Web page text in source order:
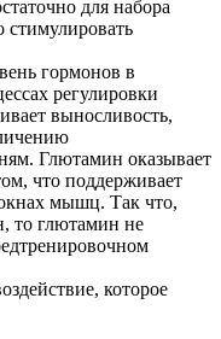
для набора
гормонов в
регулировки
выносливость,
Глютамин оказывает
что поддерживает
мышц. Так что,
то глютамин не
которое